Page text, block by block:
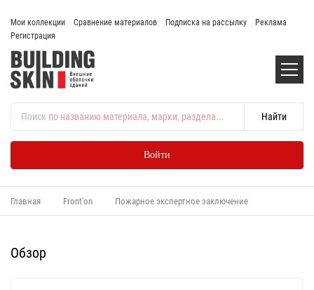
Мои коллекции Сравнение материалов Подписка на рассылку
Реклама
Регистрация
Поиск по названию материала, марки, раздела...
Войти
Главная Front'on Пожарное экспертное заключение
Обзор